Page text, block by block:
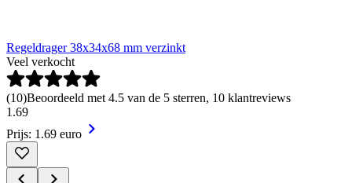
Regeldrager 38x34x68 mm verzinkt
Veel verkocht
(10)Beoordeeld met 4.5 van de 5 sterren, 10 klantreviews
1.69
Prijs: 1.69 euro